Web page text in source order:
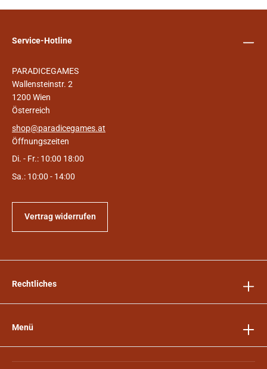
Service-Hotline
PARADICEGAMES
Wallensteinstr. 2
1200 Wien
Österreich
shop@paradicegames.at
Öffnungszeiten
Di. - Fr.: 10:00 18:00
Sa.: 10:00 - 14:00
Vertrag widerrufen
Rechtliches
Menü